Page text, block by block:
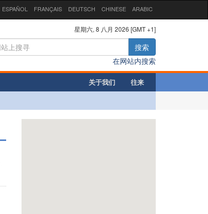
ESPAÑOL FRANÇAIS DEUTSCH CHINESE ARABIC
星期六, 8 八月 2026 [GMT +1]
搜索
在网站内搜索
关于我们 往来